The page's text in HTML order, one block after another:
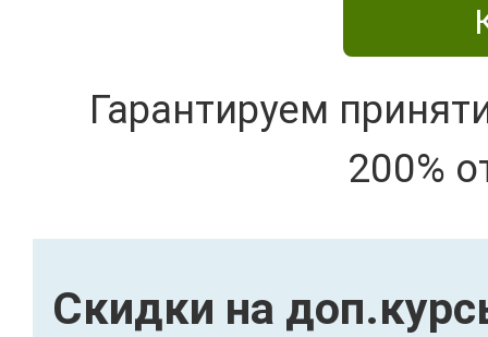
Гарантируем
200%
Скидки на